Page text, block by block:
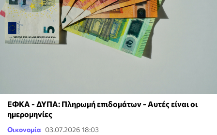
ΕΦΚΑ - ΔΥΠΑ: Πληρωμή επιδομάτων - Αυτές είναι οι
ημερομηνίες
Οικονομία 03.07.2026 18:03